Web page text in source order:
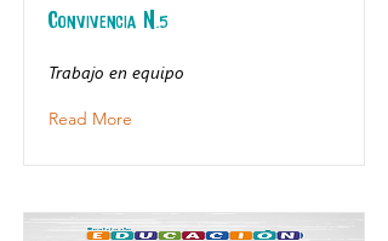
Convivencia N.5
Trabajo en equipo
Read More